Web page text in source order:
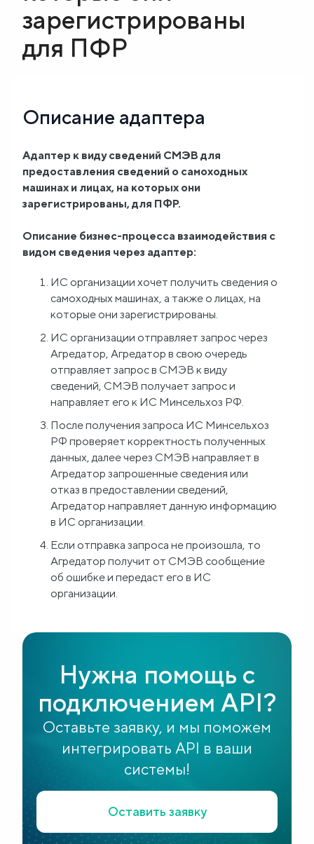
Блог
FAQ
зарегистрированы
для ПФР
Описание адаптера
Адаптер к виду сведений СМЭВ для
предоставления сведений о самоходных
машинах и лицах, на которых они
зарегистрированы, для ПФР.
Описание бизнес-процесса взаимодействия с
видом сведения через адаптер:
ИС организации хочет получить сведения о
самоходных машинах, а также о лицах, на
которые они зарегистрированы.
ИС организации отправляет запрос через
Агредатор, Агредатор в свою очередь
отправляет запрос в СМЭВ к виду
сведений, СМЭВ получает запрос и
направляет его к ИС Минсельхоз РФ.
После получения запроса ИС Минсельхоз
РФ проверяет корректность полученных
данных, далее через СМЭВ направляет в
Агредатор запрошенные сведения или
отказ в предоставлении сведений,
Агредатор направляет данную информацию
в ИС организации.
Если отправка запроса не произошла, то
Агредатор получит от СМЭВ сообщение
об ошибке и передаст его в ИС
организации.
Нужна помощь с
подключением API?
Оставьте заявку, и мы поможем
интегрировать API в ваши
системы!
Оставить заявку